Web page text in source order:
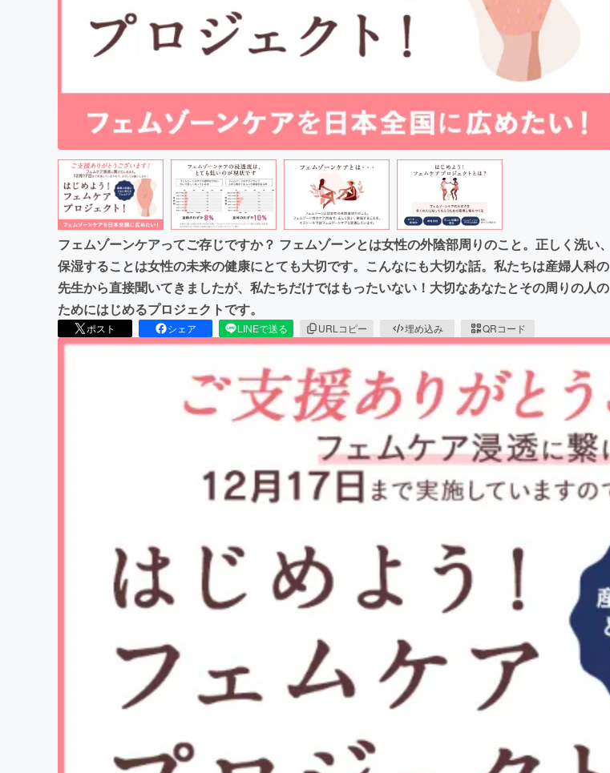
CAMPFIRE for Social Good
CAMPFIREふるさと納税
フェムゾーンケアってご存じですか？ フェムゾーンとは女性の外陰部周りのこと。正しく洗い、
保湿することは女性の未来の健康にとても大切です。こんなにも大切な話。私たちは産婦人科の
先生から直接聞いてきましたが、私たちだけではもったいない！大切なあなたとその周りの人の
ためにはじめるプロジェクトです。
ポスト シェア LINEで送る URLコピー 埋め込み QRコード